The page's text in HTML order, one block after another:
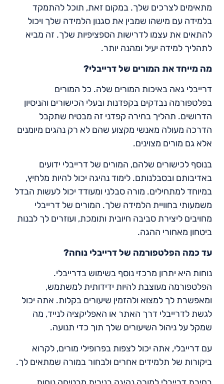
מתאימים לצרכים שלך. במקום זאת, תוכל להתמקד
בלמידה עם מישהו שמבין את סגנון הלמידה שלך ויכול
להתאים את עצמו לדרישות הספציפיות שלך. זה מביא
לתהליך למידה יעיל ומהנה יותר.
מה מייחד את המורים של דרייבלי?
דרייבלי גאה באיכות המורים שלה. כל המורים
בפלטפורמה נבדקים בקפדנות ובעלי הכישורים והניסיון
הדרושים. תהליך בחירה קפדני זה מבטיח שתקבל
הדרכה מעולה מאנשי מקצוע שהם לא רק נהגים מיומנים
אלא גם מורים מצוינים.
בנוסף לכישורים שלהם, המורים של דרייבלי ידועים
באדיבותם ובסבלנותם. לימוד נהיגה יכול להיות מלחיץ,
במיוחד למתחילים. מורה סבלני ומעודד יכול לעשות הבדל
משמעותי בחוויית הלמידה שלך. המורים של דרייבלי
מחויבים ליצירת סביבה חיובית ותומכת, ועוזרים לך לבנות
ביטחון מאחורי ההגה.
עד כמה הפלטפורמה של דרייבלי נוחה?
נוחות היא יתרון מרכזי נוסף בשימוש בדרייבלי.
הפלטפורמה מעוצבת להיות ידידותית למשתמש,
ומאפשרת לך למצוא ולהזמין שיעורים בקלות. אתה יכול
לגשת לדרייבלי דרך האתר או האפליקציה לנייד, מה
שמקל על ניהול השיעורים שלך תוך כדי תנועה.
עם דרייבלי, אתה יכול לצפות בפרופילי מורים, לקרוא
ביקורות של תלמידים אחרים ולבחור במורה שמתאים לך.